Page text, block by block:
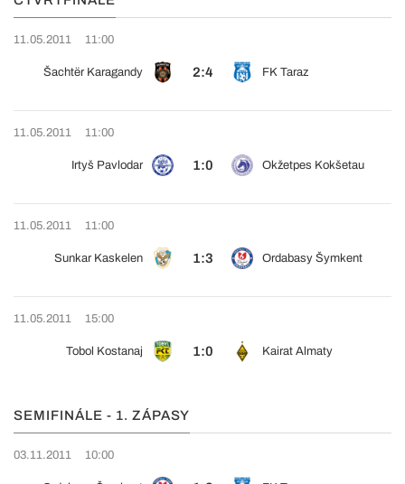
11.05.2011 11:00
Šachtër Karagandy 2:4 FK Taraz
11.05.2011 11:00
Irtyš Pavlodar 1:0 Okžetpes Kokšetau
11.05.2011 11:00
Sunkar Kaskelen 1:3 Ordabasy Šymkent
11.05.2011 15:00
Tobol Kostanaj 1:0 Kairat Almaty
SEMIFINÁLE - 1. ZÁPASY
03.11.2011 10:00